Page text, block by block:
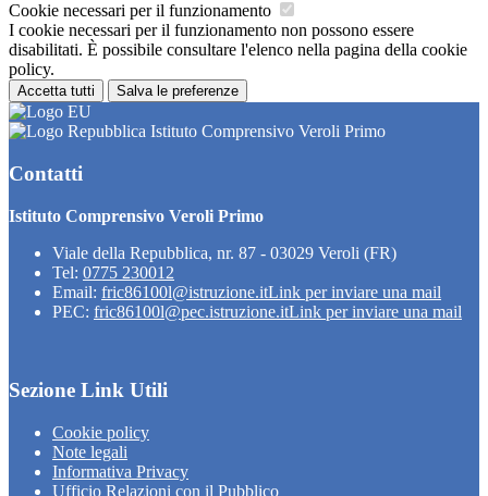
Cookie necessari per il funzionamento
I cookie necessari per il funzionamento non possono essere
disabilitati. È possibile consultare l'elenco nella pagina della cookie
policy.
Accetta tutti Salva le preferenze
Istituto Comprensivo Veroli Primo
Contatti
Istituto Comprensivo Veroli Primo
Viale della Repubblica, nr. 87 - 03029 Veroli (FR)
Tel: 0775 230012
Email: fric86100l@istruzione.itLink per inviare una mail
PEC: fric86100l@pec.istruzione.itLink per inviare una mail
Sezione Link Utili
Cookie policy
Note legali
Informativa Privacy
Ufficio Relazioni con il Pubblico